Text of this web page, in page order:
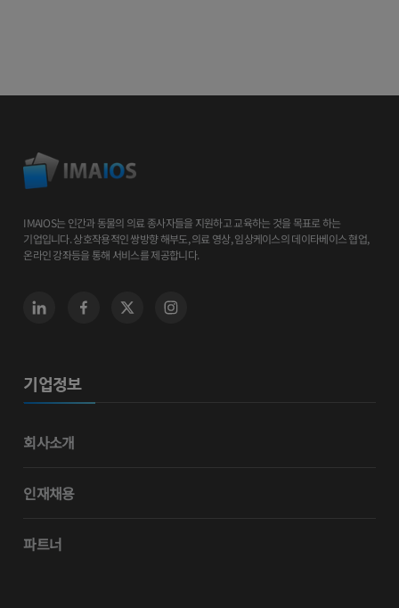
IMAIOS는 인간과 동물의 의료 종사자들을 지원하고 교육하는 것을 목표로 하는
기업입니다. 상호작용적인 쌍방향 해부도, 의료 영상, 임상케이스의 데이타베이스 협업,
온라인 강좌등을 통해 서비스를 제공합니다.
기업정보
회사소개
인재채용
파트너